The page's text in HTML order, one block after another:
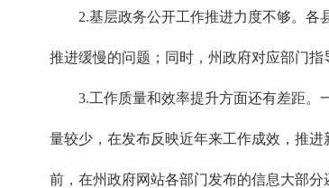
2.基层政务公开工作推进力度不够。
推进缓慢的问题；同时，州政府对应部门
3.工作质量和效率提升方面还有差距。
量较少，在发布反映近年来工作成效，推
前，在州政府网站各部门发布的信息大部